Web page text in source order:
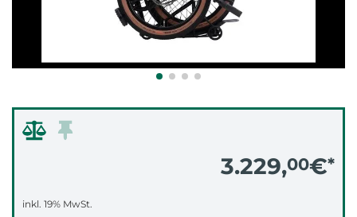
3.229,00€*
inkl. 19% MwSt.